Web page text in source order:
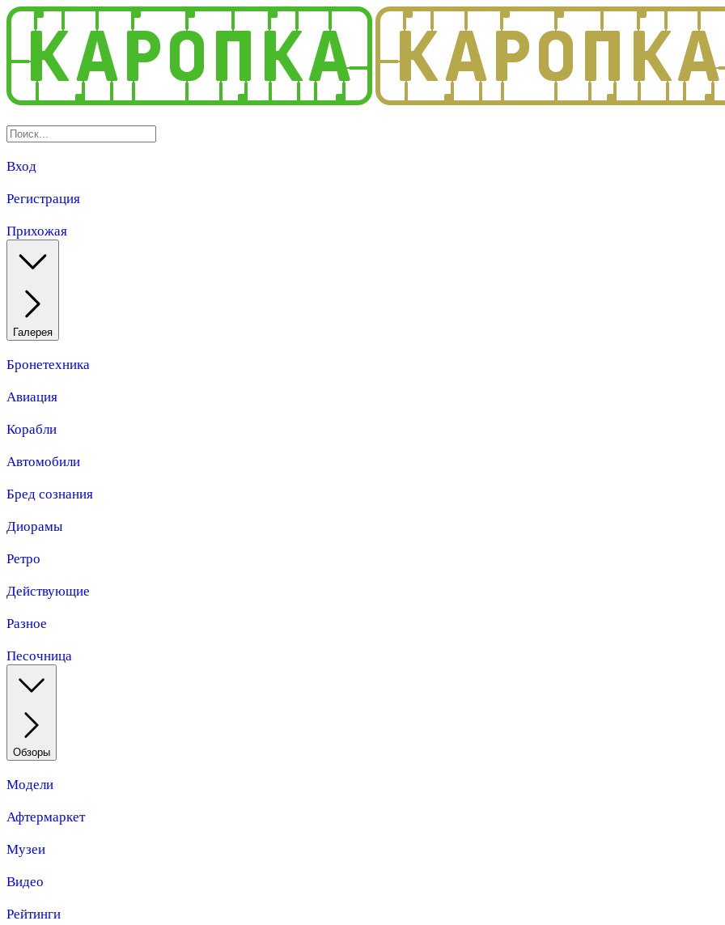
Вход
Регистрация
Прихожая
Галерея
Бронетехника
Авиация
Корабли
Автомобили
Бред сознания
Диорамы
Ретро
Действующие
Разное
Песочница
Обзоры
Модели
Афтермаркет
Музеи
Видео
Рейтинги